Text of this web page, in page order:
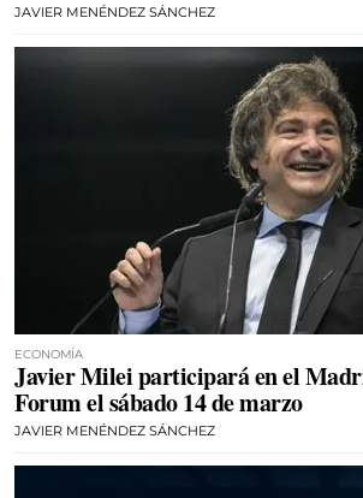
JAVIER MENÉNDEZ SÁNCHEZ
ECONOMÍA
Javier Milei participará en el
Forum el sábado 14 de marzo
JAVIER MENÉNDEZ SÁNCHEZ